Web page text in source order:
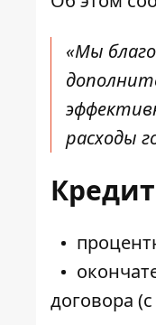
«Мы
расходы
договора